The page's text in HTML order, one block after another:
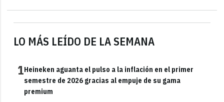
LO MÁS LEÍDO DE LA SEMANA
1Heineken aguanta el pulso a la inflación en el primer
semestre de 2026 gracias al empuje de su gama
premium